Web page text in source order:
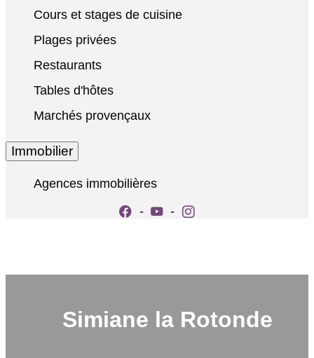
Cours et stages de cuisine
Plages privées
Restaurants
Tables d'hôtes
Marchés provençaux
Immobilier
Agences immobilières
-
-
Simiane la Rotonde